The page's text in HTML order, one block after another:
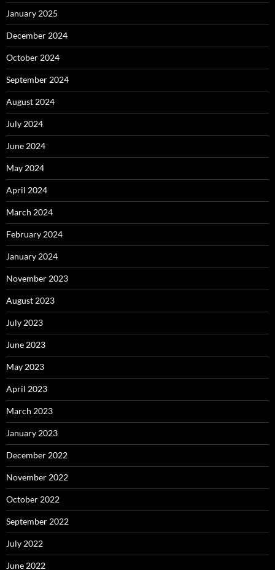
January 2025
December 2024
October 2024
September 2024
August 2024
July 2024
June 2024
May 2024
April 2024
March 2024
February 2024
January 2024
November 2023
August 2023
July 2023
June 2023
May 2023
April 2023
March 2023
January 2023
December 2022
November 2022
October 2022
September 2022
July 2022
June 2022